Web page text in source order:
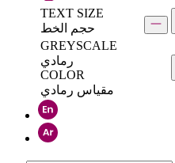
TEXT SIZE
حجم الخط
GREYSCALE
رمادي
COLOR
مقياس رمادي